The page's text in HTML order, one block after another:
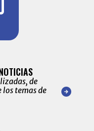
de
los temas de
de las